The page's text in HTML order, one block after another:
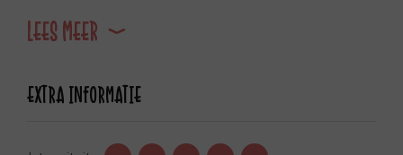
Doorbreek je eetgewoonten met de zevendaagse all
day sapkuur van JUIZS inclusief een persoonlijk
LEES MEER
EXTRA INFORMATIE